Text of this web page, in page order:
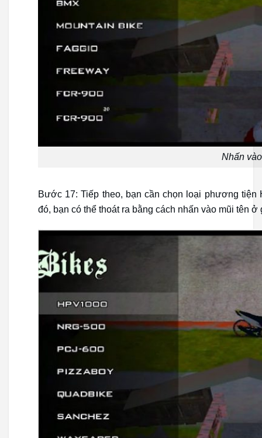
Nhấn
Bước 17: Tiếp theo, bạn cần chọn loại phương tiện
đó, bạn có thể thoát ra bằng cách nhấn vào mũi tên ở